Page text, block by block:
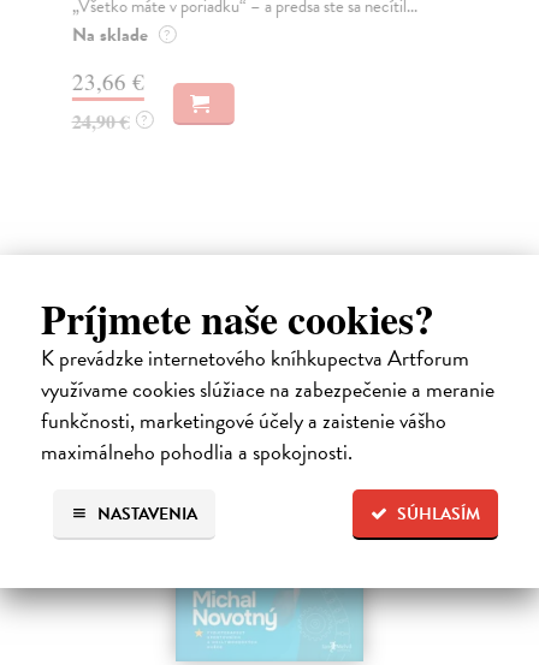
Príjmete naše cookies?
K prevádzke internetového kníhkupectva Artforum
využívame cookies slúžiace na zabezpečenie a meranie
funkčnosti, marketingové účely a zaistenie vášho
maximálneho pohodlia a spokojnosti.
SÚHLASÍM
NASTAVENIA
„Všetko máte v poriadku“ – a predsa ste sa necítil...
Na sklade ?
23,66 €
24,90 € ?
Ďalšie z kategórie zdravie
novinka